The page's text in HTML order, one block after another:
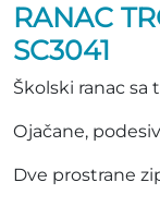
RANAC
SC3041
Školski ranac sa
Ojačane,
Dve prostrane